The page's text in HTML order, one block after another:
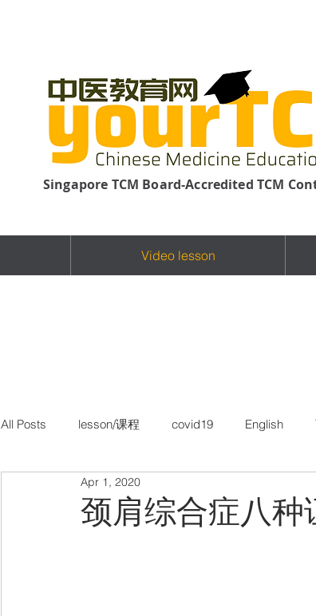
Singapore TCM Board-Accredited TCM
Video lesson
All Posts lesson/课程 covid19 English
TCM Paediatrics/ 儿科
颈肩综合症八
Apr 1, 2020